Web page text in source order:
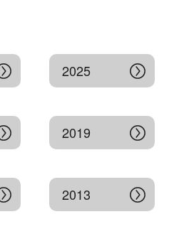
2025
2019
2013